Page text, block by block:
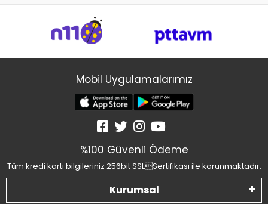
Mobil Uygulamalarımız
%100 Güvenli Ödeme
Tüm kredi kartı bilgileriniz 256bit SSLSertifikası ile korunmaktadır.
Kurumsal